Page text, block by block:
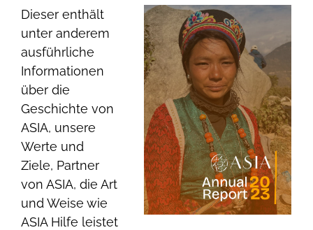
Dieser enthält
unter anderem
ausführliche
Informationen
über die
Geschichte von
ASIA, unsere
Werte und
Ziele, Partner
von ASIA, die Art
und Weise wie
ASIA Hilfe leistet